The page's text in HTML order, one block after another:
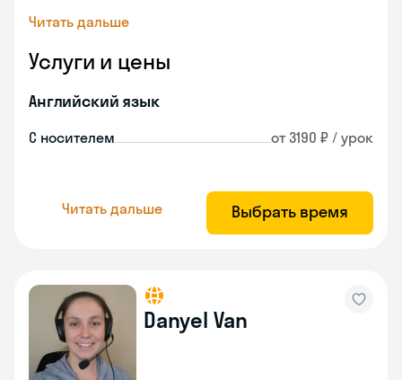
Читать дальше
Услуги и цены
Английский язык
С носителем от 3190 ₽ / урок
Читать дальше Выбрать время
Danyel Van